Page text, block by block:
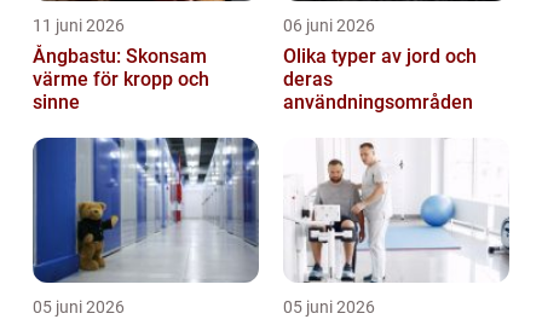
11 juni 2026
Ångbastu: Skonsam
värme för kropp och
sinne
06 juni 2026
Olika typer av jord och
deras
användningsområden
05 juni 2026 05 juni 2026